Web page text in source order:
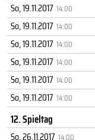
So, 19.11.2017 14:00
So, 19.11.2017 14:00
So, 19.11.2017 14:00
So, 19.11.2017 14:00
So, 19.11.2017 14:00
So, 19.11.2017 14:00
12. Spieltag
So, 26.11.2017 14:00